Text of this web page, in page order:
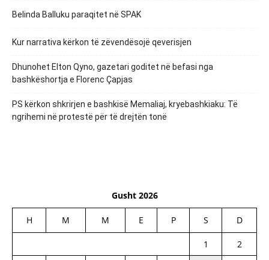
Belinda Balluku paraqitet në SPAK
Kur narrativa kërkon të zëvendësojë qeverisjen
Dhunohet Elton Qyno, gazetari goditet në befasi nga
bashkëshortja e Florenc Çapjas
PS kërkon shkrirjen e bashkisë Memaliaj, kryebashkiaku: Të
ngrihemi në protestë për të drejtën tonë
Gusht 2026
H M M E P S D
1
2